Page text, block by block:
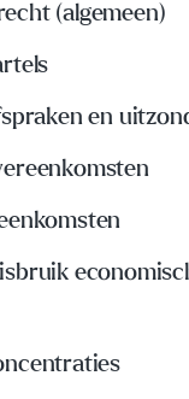
(algemeen)
en